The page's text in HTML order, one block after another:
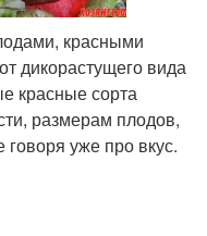
красными
дикорастущего вида
красные сорта
размерам плодов,
говоря уже про вкус.